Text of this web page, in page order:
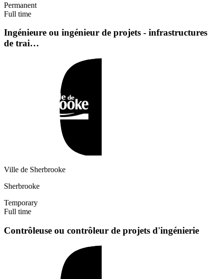
Permanent
Full time
Ingénieure ou ingénieur de projets - infrastructures
de trai…
Ville de Sherbrooke
Sherbrooke
Temporary
Full time
Contrôleuse ou contrôleur de projets d'ingénierie